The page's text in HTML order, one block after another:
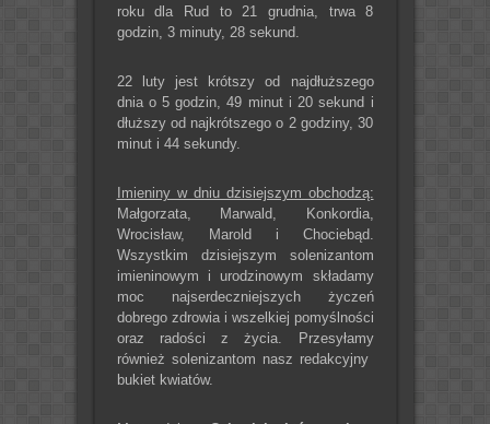
roku dla Rud to 21 grudnia, trwa 8
godzin, 3 minuty, 28 sekund.
22 luty jest krótszy od najdłuższego
dnia o 5 godzin, 49 minut i 20 sekund i
dłuższy od najkrótszego o 2 godziny, 30
minut i 44 sekundy.
Imieniny w dniu dzisiejszym obchodzą:
Małgorzata, Marwald, Konkordia,
Wrocisław, Marold i Chociebąd.
Wszystkim dzisiejszym solenizantom
imieninowym i urodzinowym składamy
moc najserdeczniejszych życzeń
dobrego zdrowia i wszelkiej pomyślności
oraz radości z życia. Przesyłamy
również solenizantom nasz redakcyjny
bukiet kwiatów.